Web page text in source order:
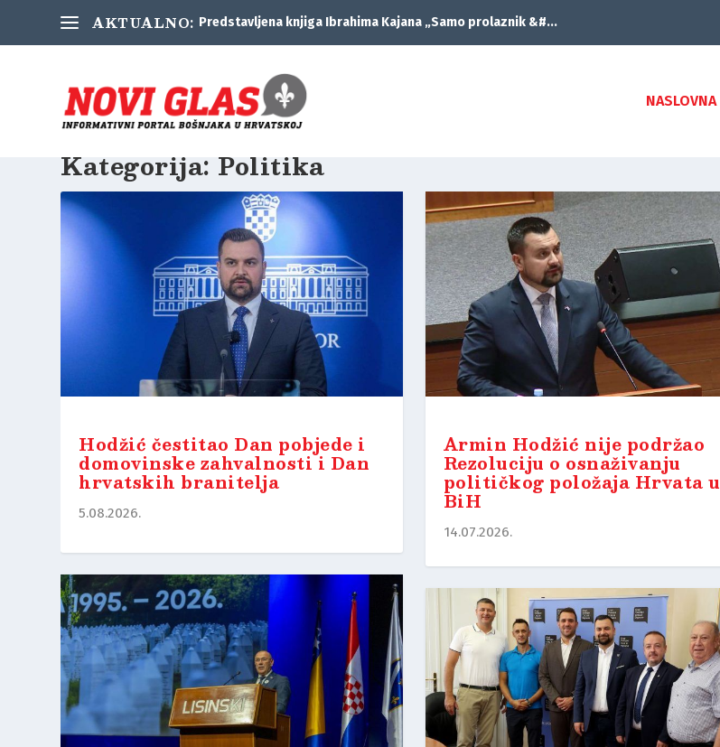
AKTUALNO: Predstavljena knjiga Ibrahima Kajana „Samo prolaznik &#...
NASLOVNA
Kategorija: Politika
Hodžić čestitao Dan pobjede i
domovinske zahvalnosti i Dan
hrvatskih branitelja
5.08.2026.
Armin Hodžić nije podržao
Rezoluciju o osnaživanju
političkog položaja Hrvata u
BiH
14.07.2026.